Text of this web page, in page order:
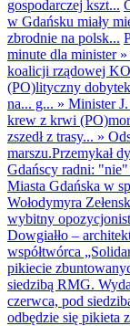
gospodarczej kszt...
w Gdańsku miały
zbrodnie na polsk...
minute dla minister»
koalicji rządowej
(PO)lityczny
na... g... » Minister
krew z krwi
zszedł z trasy... »
marszu.Przemykał
Gdańscy radni:
Miasta Gdańska w
Wołodymyra
wybitny
Dowgiałło –
współtwórca
pikiecie
siedzibą RMG.
czerwca, pod
odbędzie się pikieta